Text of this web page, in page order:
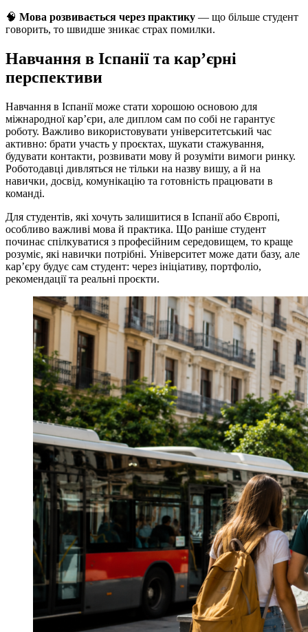
🧠 Мова розвивається через практику — що більше студент
говорить, то швидше зникає страх помилки.
Навчання в Іспанії та кар’єрні
перспективи
Навчання в Іспанії може стати хорошою основою для
міжнародної кар’єри, але диплом сам по собі не гарантує
роботу. Важливо використовувати університетський час
активно: брати участь у проєктах, шукати стажування,
будувати контакти, розвивати мову й розуміти вимоги ринку.
Роботодавці дивляться не тільки на назву вишу, а й на
навички, досвід, комунікацію та готовність працювати в
команді.
Для студентів, які хочуть залишитися в Іспанії або Європі,
особливо важливі мова й практика. Що раніше студент
починає спілкуватися з професійним середовищем, то краще
розуміє, які навички потрібні. Університет може дати базу, але
кар’єру будує сам студент: через ініціативу, портфоліо,
рекомендації та реальні проєкти.